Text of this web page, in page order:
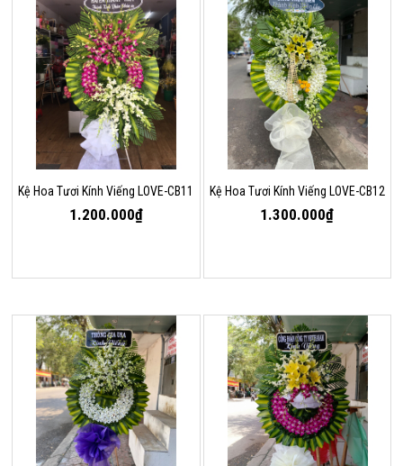
Kệ Hoa Tươi Kính Viếng LOVE-CB11
1.200.000₫
Kệ Hoa Tươi Kính Viếng LOVE-CB12
1.300.000₫